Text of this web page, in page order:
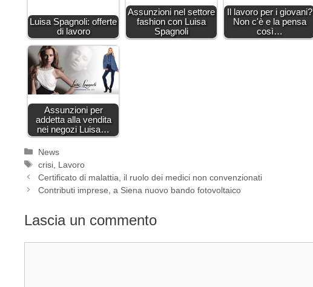
Luisa Spagnoli: offerte
di lavoro
Assunzioni nel settore
fashion con Luisa
Spagnoli
Il lavoro per i giovani?
Non c'è e la pensa
così…
Assunzioni per
addetta alla vendita
nei negozi Luisa…
Categorie
News
Tag
crisi Lavoro
Certificato di malattia, il ruolo dei medici non convenzionati
Contributi imprese, a Siena nuovo bando fotovoltaico
Lascia un commento